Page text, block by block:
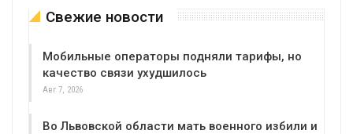
Свежие новости
Мобильные операторы подняли тарифы, но
качество связи ухудшилось
Авг 7, 2026
Во Львовской области мать военного избили и